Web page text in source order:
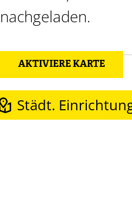
nachgeladen.
AKTIVIERE KARTE
Städt.